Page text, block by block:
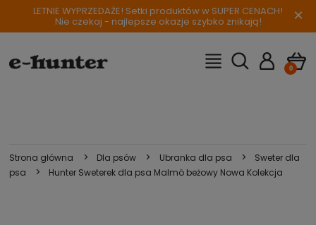
LETNIE WYPRZEDAŻE! Setki produktów w SUPER CENACH!
Nie czekaj - najlepsze okazje szybko znikają! ×
Strona główna > Dla psów > Ubranka dla psa >
Sweter dla
psa
> Hunter Sweterek dla psa Malmö beżowy Nowa Kolekcja